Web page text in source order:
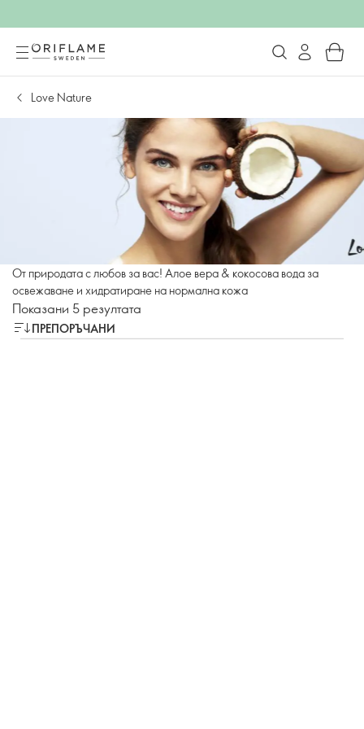
Love Nature
От природата с любов за вас! Алое вера & кокосова вода за
освежаване и хидратиране на нормална кожа
Показани 5 резултата
ПРЕПОРЪЧАНИ